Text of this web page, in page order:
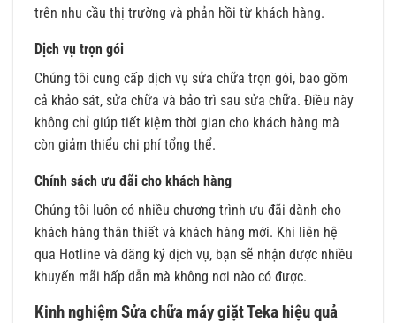
trên nhu cầu thị trường và phản hồi từ khách hàng.
Dịch vụ trọn gói
Chúng tôi cung cấp dịch vụ sửa chữa trọn gói, bao gồm
cả khảo sát, sửa chữa và bảo trì sau sửa chữa. Điều này
không chỉ giúp tiết kiệm thời gian cho khách hàng mà
còn giảm thiểu chi phí tổng thể.
Chính sách ưu đãi cho khách hàng
Chúng tôi luôn có nhiều chương trình ưu đãi dành cho
khách hàng thân thiết và khách hàng mới. Khi liên hệ
qua Hotline và đăng ký dịch vụ, bạn sẽ nhận được nhiều
khuyến mãi hấp dẫn mà không nơi nào có được.
Kinh nghiệm Sửa chữa máy giặt Teka hiệu quả